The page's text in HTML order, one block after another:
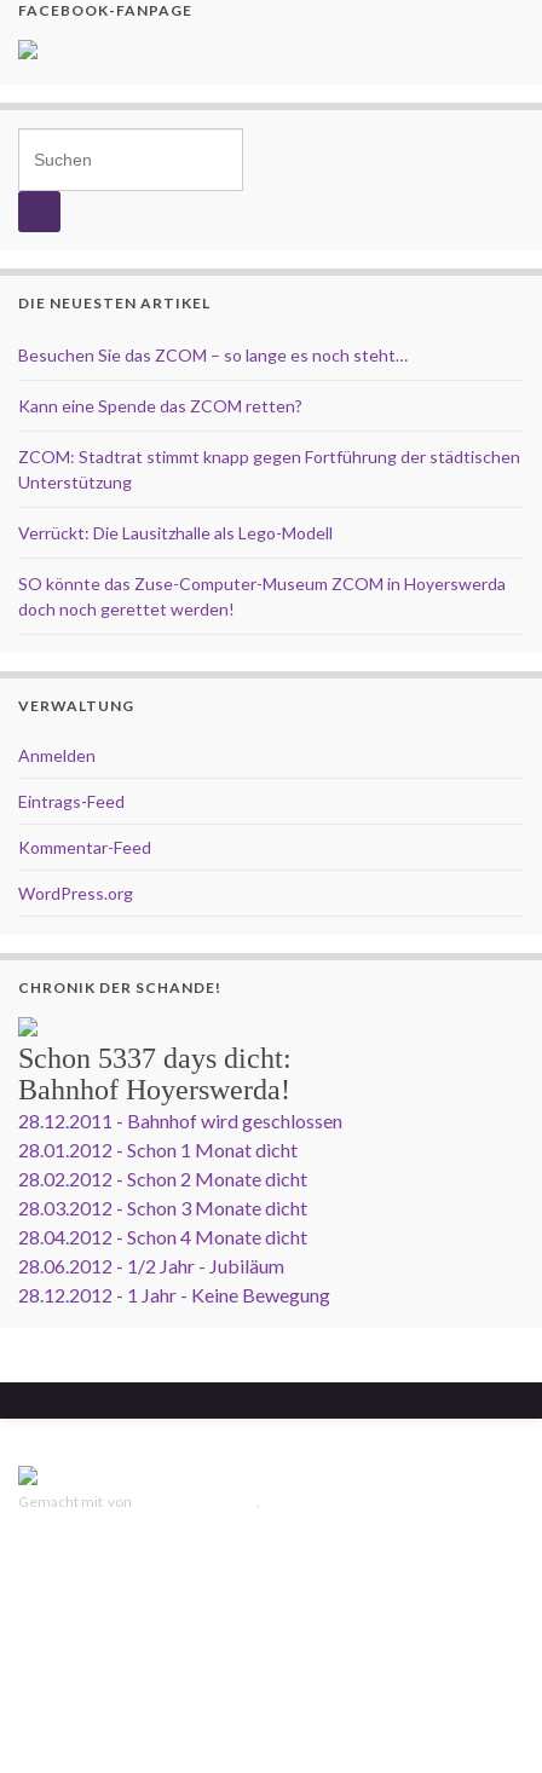
FACEBOOK-FANPAGE
DIE NEUESTEN ARTIKEL
Besuchen Sie das ZCOM – so lange es noch steht…
Kann eine Spende das ZCOM retten?
ZCOM: Stadtrat stimmt knapp gegen Fortführung der städtischen
Unterstützung
Verrückt: Die Lausitzhalle als Lego-Modell
SO könnte das Zuse-Computer-Museum ZCOM in Hoyerswerda
doch noch gerettet werden!
VERWALTUNG
Anmelden
Eintrags-Feed
Kommentar-Feed
WordPress.org
CHRONIK DER SCHANDE!
Schon 5337 days dicht:
Bahnhof Hoyerswerda!
28.12.2011 - Bahnhof wird geschlossen
28.01.2012 - Schon 1 Monat dicht
28.02.2012 - Schon 2 Monate dicht
28.03.2012 - Schon 3 Monate dicht
28.04.2012 - Schon 4 Monate dicht
28.06.2012 - 1/2 Jahr - Jubiläum
28.12.2012 - 1 Jahr - Keine Bewegung
Gemacht mit von .